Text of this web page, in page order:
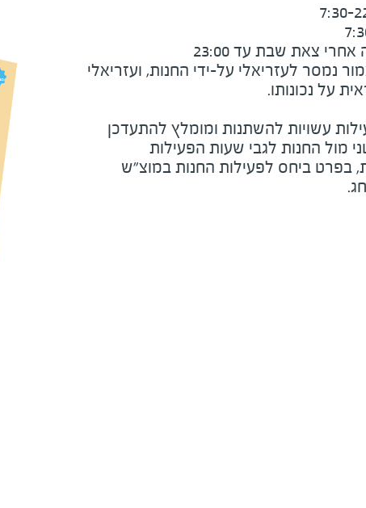
צאת שבת עד 23:00
נמסר לעזריאלי על-ידי החנות, ועזריאלי
עשויות להשתנות ומומלץ להתעדכן
מול החנות לגבי שעות הפעילות
בפרט ביחס לפעילות החנות במוצ"ש